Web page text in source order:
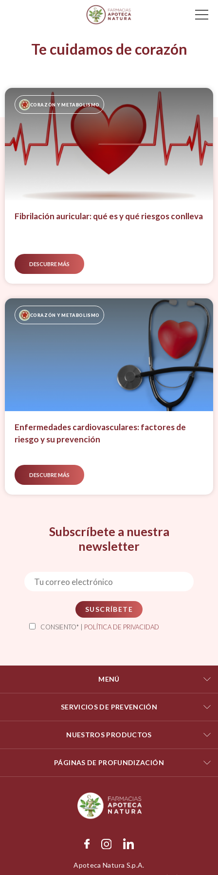
Main Navigation
Te cuidamos de corazón
CORAZÓN Y METABOLISMO
Fibrilación auricular: qué es y qué riesgos conlleva
DESCUBRE MÁS
CORAZÓN Y METABOLISMO
Enfermedades cardiovasculares: factores de
riesgo y su prevención
DESCUBRE MÁS
Subscríbete a nuestra
newsletter
SUSCRÍBETE
CONSIENTO* | POLÍTICA DE PRIVACIDAD
MENÚ
SERVICIOS DE PREVENCIÓN
NUESTROS PRODUCTOS
PÁGINAS DE PROFUNDIZACIÓN
Apoteca Natura S.p.A.